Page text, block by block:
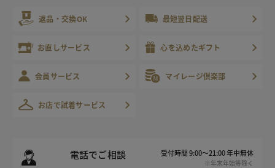
返品・交換OK 最短翌日配送
お直しサービス 心を込めたギフト
会員サービス マイレージ倶楽部
お店で試着サービス
電話でご相談 受付時間 9:00～21:00 年中無休
※年末年始等除く